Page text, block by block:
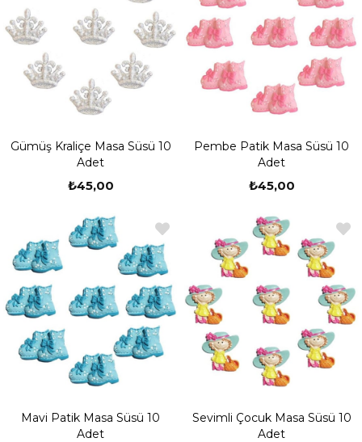
Gümüş Kraliçe Masa Süsü 10
Adet
₺45,00
Pembe Patik Masa Süsü 10
Adet
₺45,00
Mavi Patik Masa Süsü 10
Adet
Sevimli Çocuk Masa Süsü 10
Adet